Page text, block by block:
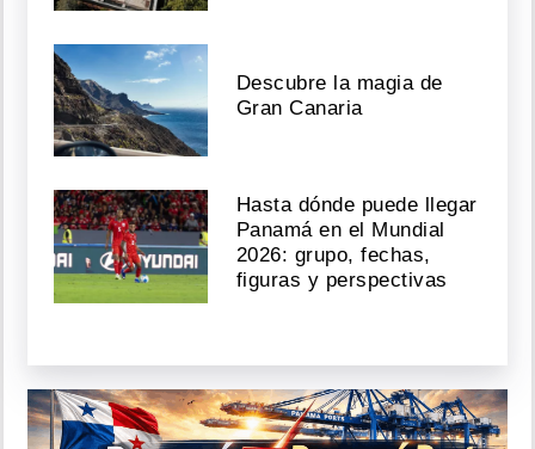
Descubre la magia de
Gran Canaria
Hasta dónde puede llegar
Panamá en el Mundial
2026: grupo, fechas,
figuras y perspectivas